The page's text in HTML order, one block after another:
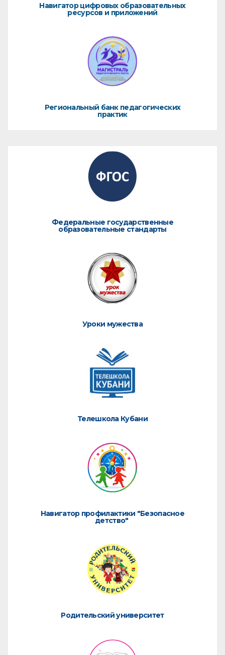
Навигатор цифровых образовательных
ресурсов и приложений
Региональный банк педагогических
практик
Федеральные государственные
образовательные стандарты
Уроки мужества
Телешкола Кубани
Навигатор профилактики "Безопасное
детство"
Родительский университет